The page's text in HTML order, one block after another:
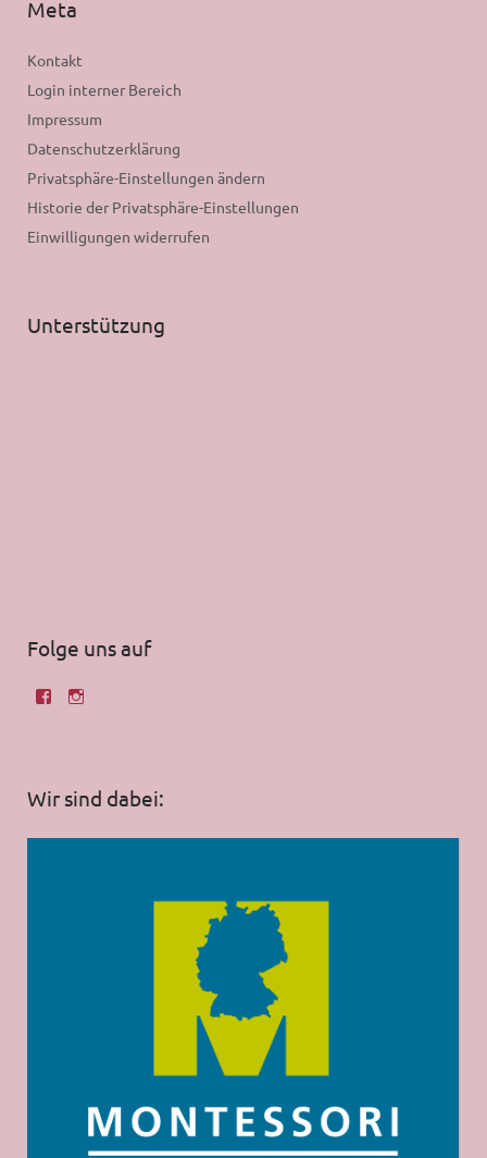
Meta
Kontakt
Login interner Bereich
Impressum
Datenschutzerklärung
Privatsphäre-Einstellungen ändern
Historie der Privatsphäre-Einstellungen
Einwilligungen widerrufen
Unterstützung
Folge uns auf
Wir sind dabei: